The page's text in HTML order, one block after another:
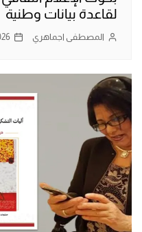
لقاعدة بيانات وطنية
المصطفى اجماهري